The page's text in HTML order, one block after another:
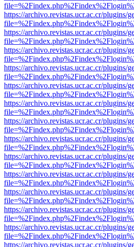
https://archivo.revistas.ucr.ac.cr/plugins/
https://archivo.revistas.ucr.ac.cr/plugins/
https://archivo.revistas.ucr.ac.cr/plugins/
https://archivo.revistas.ucr.ac.cr/plugins/
https://archivo.revistas.ucr.ac.cr/plugins/
https://archivo.revistas.ucr.ac.cr/plugins/
https://archivo.revistas.ucr.ac.cr/plugins/
https://archivo.revistas.ucr.ac.cr/plugins/
https://archivo.revistas.ucr.ac.cr/plugins/
https://archivo.revistas.ucr.ac.cr/plugins/
https://archivo.revistas.ucr.ac.cr/plugins/
https://archivo.revistas.ucr.ac.cr/plugins/
https://archivo.revistas.ucr.ac.cr/plugins/
https://archivo.revistas.ucr.ac.cr/plugins/